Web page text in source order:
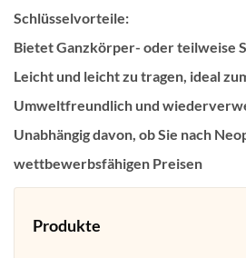
Schlüsselvorteile:
Bietet Ganzkörper- oder teilweise
Leicht und leicht zu tragen, ideal
Umweltfreundlich und
Unabhängig davon, ob Sie nach
wettbewerbsfähigen Preisen
Produkte